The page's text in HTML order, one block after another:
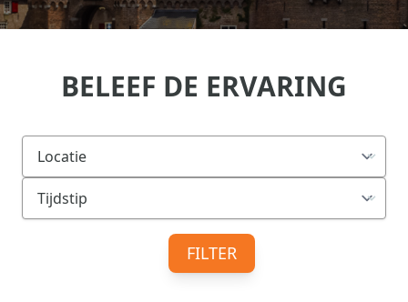
BELEEF DE ERVARING
FILTER